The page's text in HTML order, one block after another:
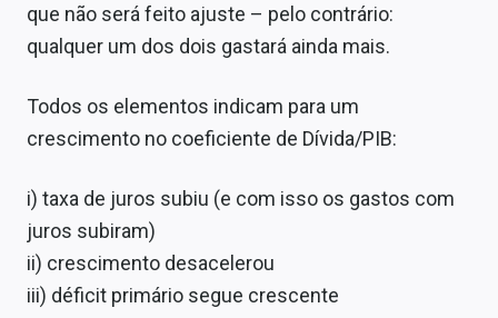
que não será feito ajuste – pelo contrário:
qualquer um dos dois gastará ainda mais.
Todos os elementos indicam para um
crescimento no coeficiente de Dívida/PIB:
i) taxa de juros subiu (e com isso os gastos com
juros subiram)
ii) crescimento desacelerou
iii) déficit primário segue crescente